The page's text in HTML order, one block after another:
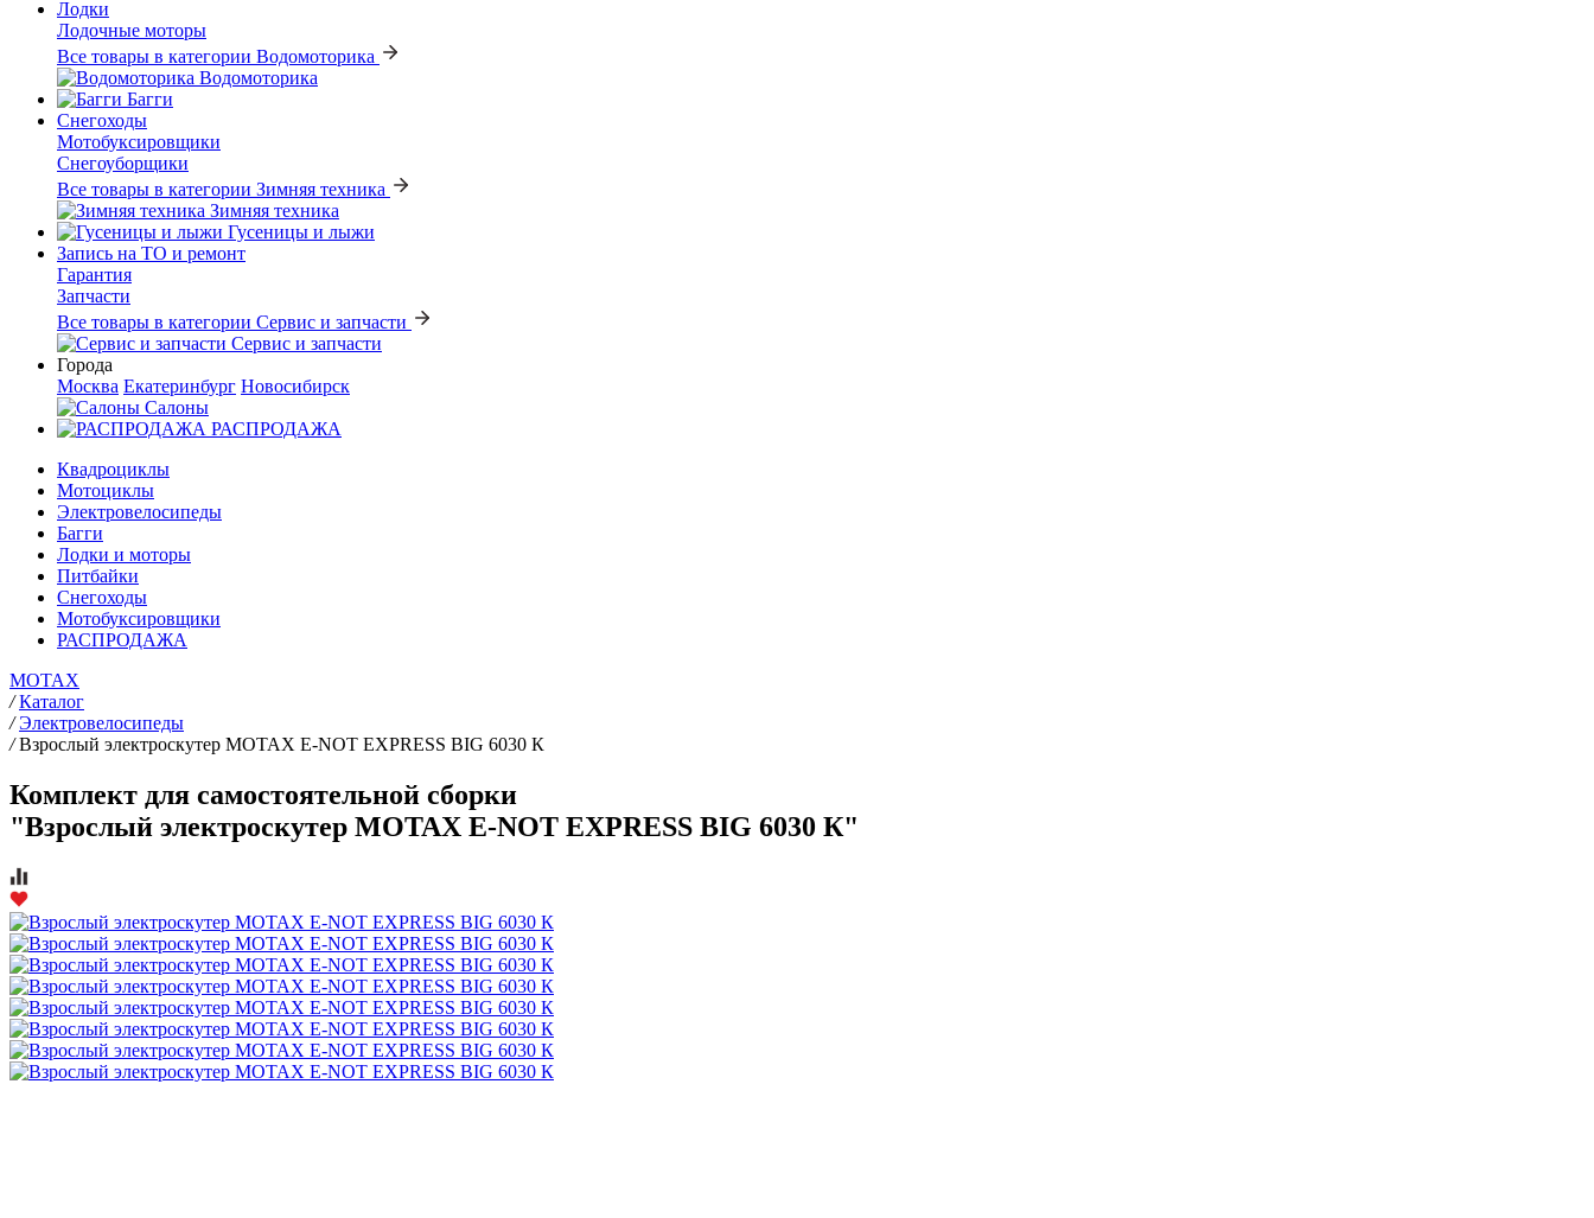
Лодки
Лодочные моторы
Все товары в категории Водомоторика
Водомоторика
Багги
Снегоходы
Мотобуксировщики
Снегоуборщики
Все товары в категории Зимняя техника
Зимняя техника
Гусеницы и лыжи
Запись на ТО и ремонт
Гарантия
Запчасти
Все товары в категории Сервис и запчасти
Сервис и запчасти
Города
Москва Екатеринбург Новосибирск
Салоны
РАСПРОДАЖА
Квадроциклы
Мотоциклы
Электровелосипеды
Багги
Лодки и моторы
Питбайки
Снегоходы
Мотобуксировщики
РАСПРОДАЖА
MOTAX
/ Каталог
/ Электровелосипеды
/ Взрослый электроскутер MOTAX E-NOT EXPRESS BIG 6030 К
Комплект для самостоятельной сборки
"Взрослый электроскутер MOTAX E-NOT EXPRESS BIG 6030 К"